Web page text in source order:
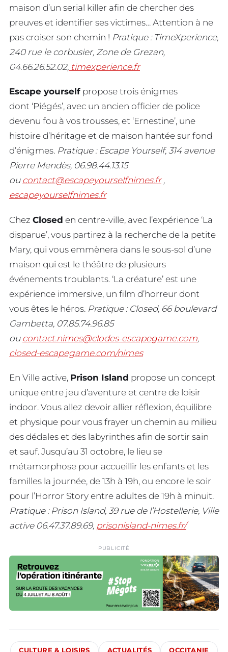
maison d’un serial killer afin de chercher des
preuves et identifier ses victimes… Attention à ne
pas croiser son chemin ! Pratique : TimeXperience,
240 rue le corbusier, Zone de Grezan,
04.66.26.52.02, timexperience.fr
Escape yourself propose trois énigmes
dont ‘Piégés’, avec un ancien officier de police
devenu fou à vos trousses, et ‘Ernestine’, une
histoire d’héritage et de maison hantée sur fond
d’énigmes. Pratique : Escape Yourself, 314 avenue
Pierre Mendès, 06.98.44.13.15
ou contact@escapeyourselfnimes.fr,
escapeyourselfnimes.fr
Chez Closed en centre-ville, avec l’expérience ‘La
disparue’, vous partirez à la recherche de la petite
Mary, qui vous emmènera dans le sous-sol d’une
maison qui est le théâtre de plusieurs
événements troublants. ‘La créature’ est une
expérience immersive, un film d’horreur dont
vous êtes le héros. Pratique : Closed, 66 boulevard
Gambetta, 07.85.74.96.85
ou contact.nimes@clodes-escapegame.com,
closed-escapegame.com/nimes
En Ville active, Prison Island propose un concept
unique entre jeu d’aventure et centre de loisir
indoor. Vous allez devoir allier réflexion, équilibre
et physique pour vous frayer un chemin au milieu
des dédales et des labyrinthes afin de sortir sain
et sauf. Jusqu’au 31 octobre, le lieu se
métamorphose pour accueillir les enfants et les
familles la journée, de 13h à 19h, ou encore le soir
pour l’Horror Story entre adultes de 19h à minuit.
Pratique : Prison Island, 39 rue de l’Hostellerie, Ville
active 06.47.37.89.69, prisonisland-nimes.fr/
PUBLICITÉ
CULTURE & LOISIRS ACTUALITÉS OCCITANIE